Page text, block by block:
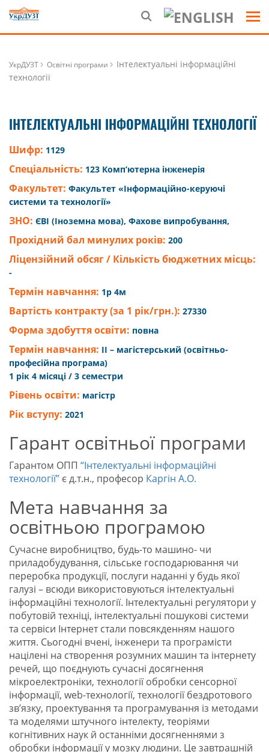
УкрДУЗТ Освітні програми
Інтелектуальні інформаційні
технології
ІНТЕЛЕКТУАЛЬНІ ІНФОРМАЦІЙНІ ТЕХНОЛОГІЇ
Шифр: 1129
Спеціальність: 123 Комп’ютерна інженерія
Факультет: Факультет «Інформаційно-керуючі
системи та технології»
ЗНО: ЄВІ (Іноземна мова), Фахове випробування,
Прохідний бал минулих років: 200
Ліцензійний обсяг / Кількість бюджетних місць:
-
Термін навчання: 1р 4м
Вартість контракту (за 1 рік/грн.): 27330
Форма здобуття освіти: повна
Термін навчання: ІІ – магістерський (освітньо-
професійна програма)
1 рік 4 місяці / 3 семестри
Рівень освіти: магістр
Рік вступу: 2021
Гарант освітньої програми
Гарантом ОПП “Інтелектуальні інформаційні
технології” є д.т.н., професор Каргін А.О.
Мета навчання за
освітньою програмою
Сучасне виробництво, будь-то машино- чи
приладобудування, сільське господарювання чи
переробка продукції, послуги наданні у будь якої
галузі – всюди використовуються інтелектуальні
інформаційні технології. Інтелектуальні регулятори у
побутовій техніці, інтелектуальні пошукові системи
та сервіси Інтернет стали повсякденням нашого
життя. Сьогодні вчені, інженери та програмісти
націлені на створення розумних машин та інтернету
речей, що поєднують сучасні досягнення
мікроелектроніки, технології обробки сенсорної
інформації, web-технології, технології бездротового
зв’язку, проектування та програмування із методами
та моделями штучного інтелекту, теоріями
когнітивних наук й останніми досягненнями з
обробки інформації у мозку людини. Це завтрашній